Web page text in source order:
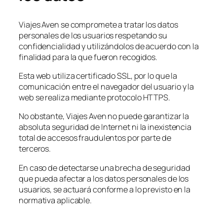
Viajes Aven se compromete a tratar los datos
personales de los usuarios respetando su
confidencialidad y utilizándolos de acuerdo con la
finalidad para la que fueron recogidos.
Esta web utiliza certificado SSL, por lo que la
comunicación entre el navegador del usuario y la
web se realiza mediante protocolo HTTPS.
No obstante, Viajes Aven no puede garantizar la
absoluta seguridad de Internet ni la inexistencia
total de accesos fraudulentos por parte de
terceros.
En caso de detectarse una brecha de seguridad
que pueda afectar a los datos personales de los
usuarios, se actuará conforme a lo previsto en la
normativa aplicable.